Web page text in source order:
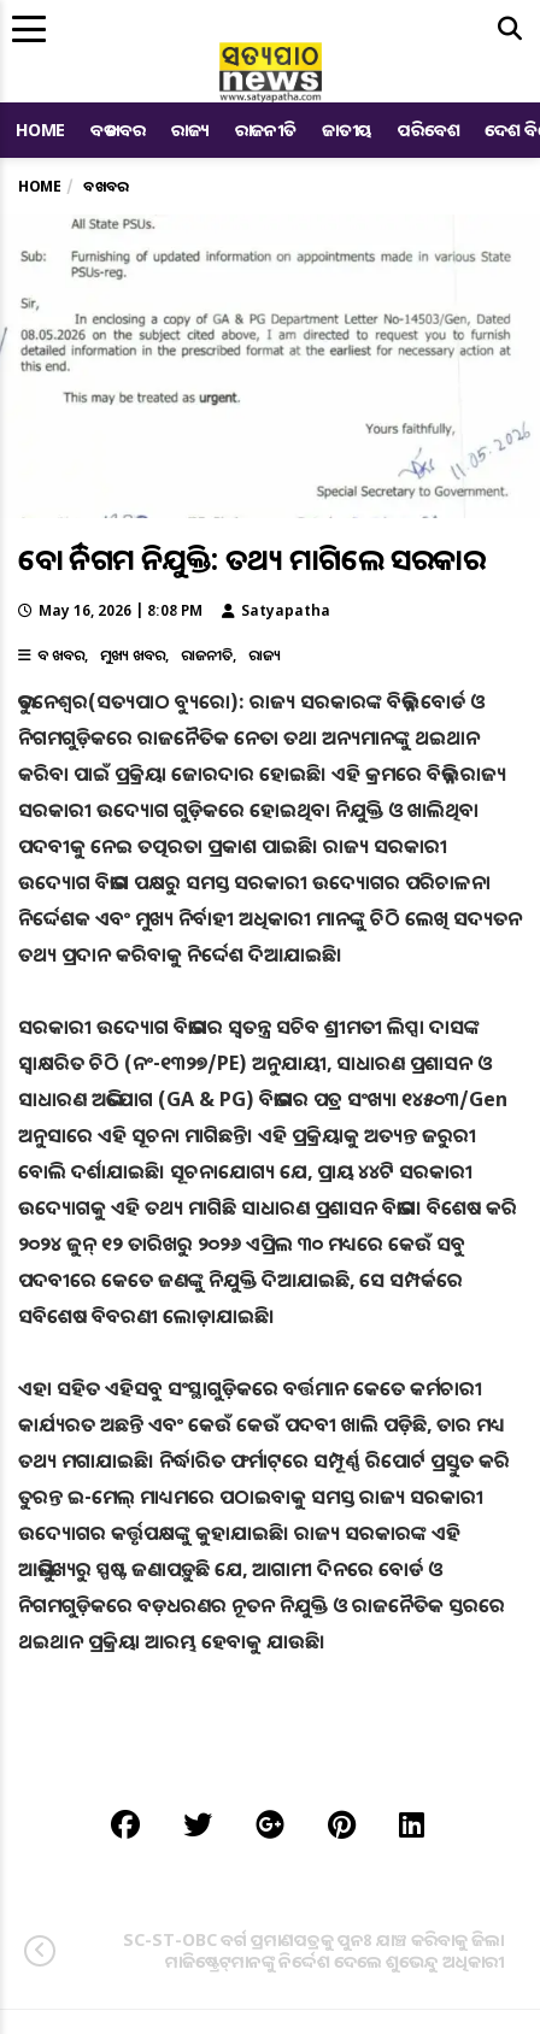
HOME ବଡ ଖବର ରାଜ୍ୟ ରାଜନୀତି ଜାତୀୟ ପରିବେଶ ଦେଶ
HOME ବଡ ଖବର
ବୋର୍ଡ ନିଗମ ନିଯୁକ୍ତି: ତଥ୍ୟ ମାଗିଲେ ସରକାର
May 16, 2026 | 8:08 PM Satyapatha
ବଡ ଖବର ମୁଖ୍ୟ ଖବର ରାଜନୀତି ରାଜ୍ୟ
ଭୁବନେଶ୍ୱର(ସତ୍ୟପାଠ ବ୍ୟୁରୋ): ରାଜ୍ୟ ସରକାରଙ୍କ ବିଭିନ୍ନ ବୋର୍ଡ ଓ
ନିଗମଗୁଡ଼ିକରେ ରାଜନୈତିକ ନେତା ତଥା ଅନ୍ୟମାନଙ୍କୁ ଥଇଥାନ
କରିବା ପାଇଁ ପ୍ରକ୍ରିୟା ଜୋରଦାର ହୋଇଛି। ଏହି କ୍ରମରେ ବିଭିନ୍ନ ରାଜ୍ୟ
ସରକାରୀ ଉଦ୍ୟୋଗ ଗୁଡ଼ିକରେ ହୋଇଥିବା ନିଯୁକ୍ତି ଓ ଖାଲିଥିବା
ପଦବୀକୁ ନେଇ ତତ୍ପରତା ପ୍ରକାଶ ପାଇଛି। ରାଜ୍ୟ ସରକାରୀ
ଉଦ୍ୟୋଗ ବିଭାଗ ପକ୍ଷରୁ ସମସ୍ତ ସରକାରୀ ଉଦ୍ୟୋଗର ପରିଚାଳନା
ନିର୍ଦ୍ଦେଶକ ଏବଂ ମୁଖ୍ୟ ନିର୍ବାହୀ ଅଧିକାରୀ ମାନଙ୍କୁ ଚିଠି ଲେଖି ସଦ୍ୟତନ
ତଥ୍ୟ ପ୍ରଦାନ କରିବାକୁ ନିର୍ଦ୍ଦେଶ ଦିଆଯାଇଛି।
ସରକାରୀ ଉଦ୍ୟୋଗ ବିଭାଗର ସ୍ୱତନ୍ତ୍ର ସଚିବ ଶ୍ରୀମତୀ ଲିପ୍ସା ଦାସଙ୍କ
ସ୍ୱାକ୍ଷରିତ ଚିଠି (ନଂ-୧୩୨୭/PE) ଅନୁଯାୟୀ, ସାଧାରଣ ପ୍ରଶାସନ ଓ
ସାଧାରଣ ଅଭିଯୋଗ (GA & PG) ବିଭାଗର ପତ୍ର ସଂଖ୍ୟା ୧୪୫୦୩/Gen
ଅନୁସାରେ ଏହି ସୂଚନା ମାଗିଛନ୍ତି। ଏହି ପ୍ରକ୍ରିୟାକୁ ଅତ୍ୟନ୍ତ ଜରୁରୀ
ବୋଲି ଦର୍ଶାଯାଇଛି। ସୂଚନାଯୋଗ୍ୟ ଯେ, ପ୍ରାୟ ୪୪ଟି ସରକାରୀ
ଉଦ୍ୟୋଗକୁ ଏହି ତଥ୍ୟ ମାଗିଛି ସାଧାରଣ ପ୍ରଶାସନ ବିଭାଗ। ବିଶେଷ କରି
୨୦୨୪ ଜୁନ୍‌ ୧୨ ତାରିଖରୁ ୨୦୨୬ ଏପ୍ରିଲ ୩୦ ମଧ୍ୟରେ କେଉଁ ସବୁ
ପଦବୀରେ କେତେ ଜଣଙ୍କୁ ନିଯୁକ୍ତି ଦିଆଯାଇଛି, ସେ ସମ୍ପର୍କରେ
ସବିଶେଷ ବିବରଣୀ ଲୋଡ଼ାଯାଇଛି।
ଏହା ସହିତ ଏହିସବୁ ସଂସ୍ଥାଗୁଡ଼ିକରେ ବର୍ତ୍ତମାନ କେତେ କର୍ମଚାରୀ
କାର୍ଯ୍ୟରତ ଅଛନ୍ତି ଏବଂ କେଉଁ କେଉଁ ପଦବୀ ଖାଲି ପଡ଼ିଛି, ତାର ମଧ୍ୟ
ତଥ୍ୟ ମଗାଯାଇଛି। ନିର୍ଦ୍ଧାରିତ ଫର୍ମାଟ୍‌ରେ ସମ୍ପୂର୍ଣ୍ଣ ରିପୋର୍ଟ ପ୍ରସ୍ତୁତ କରି
ତୁରନ୍ତ ଇ-ମେଲ୍‌ ମାଧ୍ୟମରେ ପଠାଇବାକୁ ସମସ୍ତ ରାଜ୍ୟ ସରକାରୀ
ଉଦ୍ୟୋଗର କର୍ତ୍ତୃପକ୍ଷଙ୍କୁ କୁହାଯାଇଛି। ରାଜ୍ୟ ସରକାରଙ୍କ ଏହି
ଆଭିମୁଖ୍ୟରୁ ସ୍ପଷ୍ଟ ଜଣାପଡ଼ୁଛି ଯେ, ଆଗାମୀ ଦିନରେ ବୋର୍ଡ ଓ
ନିଗମଗୁଡ଼ିକରେ ବଡ଼ଧରଣର ନୂତନ ନିଯୁକ୍ତି ଓ ରାଜନୈତିକ ସ୍ତରରେ
ଥଇଥାନ ପ୍ରକ୍ରିୟା ଆରମ୍ଭ ହେବାକୁ ଯାଉଛି।
SC-ST-OBC ବର୍ଗ ପ୍ରମାଣପତ୍ରକୁ ପୁନଃ ଯାଞ୍ଚ କରିବାକୁ ଜିଲା
ମାଜିଷ୍ଟ୍ରେଟ୍‌ମାନଙ୍କୁ ନିର୍ଦ୍ଦେଶ ଦେଲେ ଶୁଭେନ୍ଦୁ ଅଧିକାରୀ